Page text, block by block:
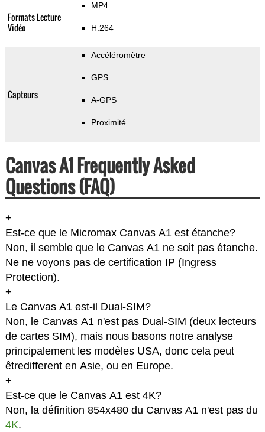
Formats Lecture
Vidéo
MP4
H.264
Capteurs
Accéléromètre
GPS
A-GPS
Proximité
Canvas A1 Frequently Asked
Questions (FAQ)
+
Est-ce que le Micromax Canvas A1 est étanche?
Non, il semble que le Canvas A1 ne soit pas étanche.
Ne ne voyons pas de certification IP (Ingress
Protection).
+
Le Canvas A1 est-il Dual-SIM?
Non, le Canvas A1 n'est pas Dual-SIM (deux lecteurs
de cartes SIM), mais nous basons notre analyse
principalement les modèles USA, donc cela peut
êtredifferent en Asie, ou en Europe.
+
Est-ce que le Canvas A1 est 4K?
Non, la définition 854x480 du Canvas A1 n'est pas du
4K.